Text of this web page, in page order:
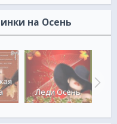
на Осень
Леди Осень